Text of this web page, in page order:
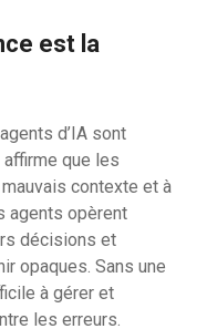
est la
d’IA sont
que les
contexte et à
agents opèrent
décisions et
opaques. Sans une
à gérer et
les erreurs.